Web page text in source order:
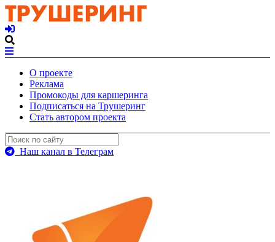
О проекте
Реклама
Промокоды для каршеринга
Подписаться на Трушеринг
Стать автором проекта
Наш канал в Телеграм